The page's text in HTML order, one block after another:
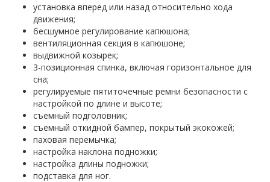
установка вперед или назад относительно хода
движения;
бесшумное регулирование капюшона;
вентиляционная секция в капюшоне;
выдвижной козырек;
3-позиционная спинка, включая горизонтальное для
сна;
регулируемые пятиточечные ремни безопасности с
настройкой по длине и высоте;
съемный подголовник;
съемный откидной бампер, покрытый экокожей;
паховая перемычка;
настройка наклона подножки;
настройка длины подножки;
подставка для ног.